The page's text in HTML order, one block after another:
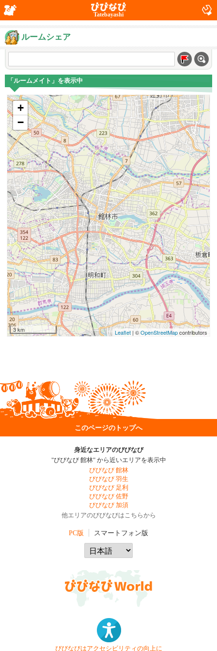
Tatebayashi
ルームシェア
「ルームメイト」を表示中
+
−
3 km Leaflet| ©OpenStreetMapcontributors
このページのトップへ
身近なエリアのびびなび
"びびなび 館林" から近いエリアを表示中
びびなび 館林
びびなび 羽生
びびなび 足利
びびなび 佐野
びびなび 加須
他エリアのびびなびはこちらから
PC版 スマートフォン版
びびなびはアクセシビリティの向上に